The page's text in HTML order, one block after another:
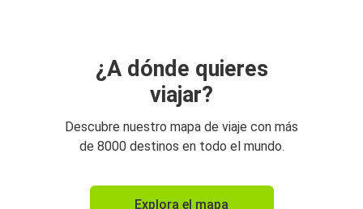
¿A dónde quieres
viajar?
Descubre nuestro mapa de viaje con más
de 8000 destinos en todo el mundo.
Explora el mapa